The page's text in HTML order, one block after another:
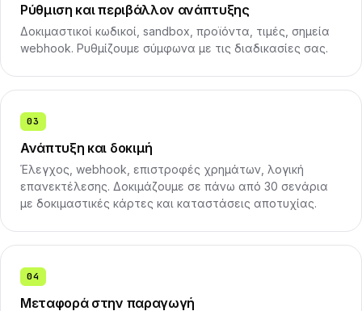
Ρύθμιση και περιβάλλον ανάπτυξης
Δοκιμαστικοί κωδικοί, sandbox, προϊόντα, τιμές, σημεία
webhook. Ρυθμίζουμε σύμφωνα με τις διαδικασίες σας.
03
Ανάπτυξη και δοκιμή
Έλεγχος, webhook, επιστροφές χρημάτων, λογική
επανεκτέλεσης. Δοκιμάζουμε σε πάνω από 30 σενάρια
με δοκιμαστικές κάρτες και καταστάσεις αποτυχίας.
04
Μεταφορά στην παραγωγή